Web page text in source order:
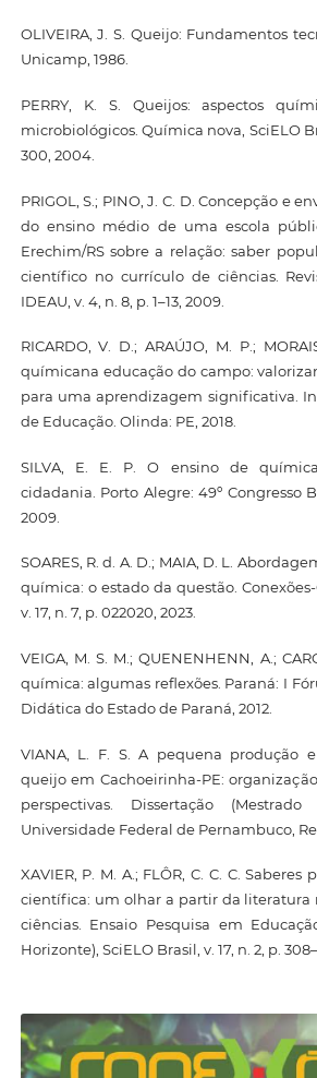
OLIVEIRA, J. S. Queijo: Fundamentos
Unicamp, 1986.
PERRY, K. S. Queijos: aspectos
microbiológicos. Química nova, SciELO
300, 2004.
PRIGOL, S.; PINO, J. C. D. Concepção e
do ensino médio de uma escola
Erechim/RS sobre a relação: saber
científico no currículo de ciências.
IDEAU, v. 4, n. 8, p. 1–13, 2009.
RICARDO, V. D.; ARAÚJO, M. P.;
químicana educação do campo:
para uma aprendizagem significativa.
de Educação. Olinda: PE, 2018.
SILVA, E. E. P. O ensino de
cidadania. Porto Alegre: 49º Congresso
2009.
SOARES, R. d. A. D.; MAIA, D. L.
química: o estado da questão.
v. 17, n. 7, p. 022020, 2023.
VEIGA, M. S. M.; QUENENHENN, A.;
química: algumas reflexões. Paraná: I
Didática do Estado de Paraná, 2012.
VIANA, L. F. S. A pequena produção
queijo em Cachoeirinha-PE:
perspectivas. Dissertação
Universidade Federal de Pernambuco,
XAVIER, P. M. A.; FLÔR, C. C. C.
científica: um olhar a partir da literatura
ciências. Ensaio Pesquisa em
Horizonte), SciELO Brasil, v. 17, n. 2, p.